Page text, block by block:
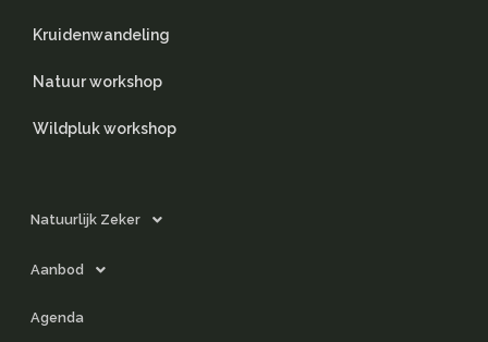
Natuurlijk Zeker
Aanbod
Agenda
Kruidenwandeling
Natuur workshop
Wildpluk workshop